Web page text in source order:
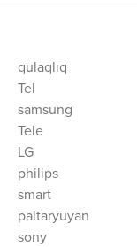
qulaqlıq
Tel
samsung
Tele
LG
philips
smart
paltaryuyan
sony